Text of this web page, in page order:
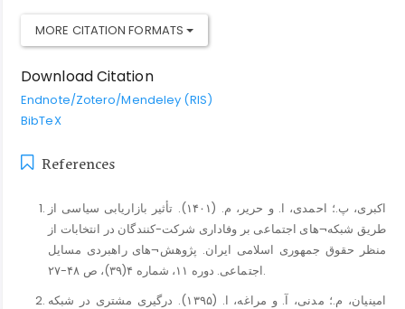
MORE CITATION FORMATS
Download Citation
Endnote/Zotero/Mendeley (RIS)
BibTeX
References
اکبری، پ.؛ احمدی، ا. و حریر، م. (۱۴۰۱). تأثیر بازاریابی سیاسی از
طریق شبکه¬های اجتماعی بر وفاداری شرکت-کنندگان در انتخابات از
منظر حقوق جمهوری اسلامی ایران. پژوهش¬های راهبردی مسایل
اجتماعی. دوره ۱۱، شماره ۴(۳۹)، ص ۴۸-۲۷.
امینیان، م.؛ مدنی، آ. و مراغه، ا. (۱۳۹۵). درگیری مشتری در شبکه